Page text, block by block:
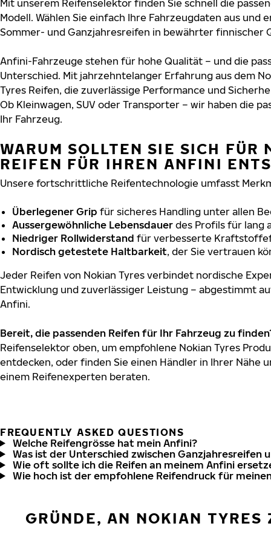
Mit unserem Reifenselektor finden Sie schnell die
Modell. Wählen Sie einfach Ihre Fahrzeugdaten aus und
Sommer- und Ganzjahresreifen in bewährter finnischer
Anfini-Fahrzeuge stehen für hohe Qualität – und die
Unterschied. Mit jahrzehntelanger Erfahrung aus dem
Tyres Reifen, die zuverlässige Performance und
Ob Kleinwagen, SUV oder Transporter – wir haben die
Ihr Fahrzeug.
WARUM SOLLTEN SIE SICH FÜR
REIFEN FÜR IHREN ANFINI
Unsere fortschrittliche Reifentechnologie umfasst
Überlegener Grip für sicheres Handling unter allen
Aussergewöhnliche Lebensdauer des Profils für lang
Niedriger Rollwiderstand für verbesserte
Nordisch getestete Haltbarkeit, der Sie vertrauen
Jeder Reifen von Nokian Tyres verbindet nordische
Entwicklung und zuverlässiger Leistung – abgestimmt
Anfini.
Bereit, die passenden Reifen für Ihr Fahrzeug zu
Reifenselektor oben, um empfohlene Nokian Tyres
entdecken, oder finden Sie einen Händler in Ihrer Nähe
einem Reifenexperten beraten.
FREQUENTLY ASKED QUESTIONS
Welche Reifengrösse hat mein Anfini?
Was ist der Unterschied zwischen Ganzjahresreifen
Wie oft sollte ich die Reifen an meinem Anfini
Wie hoch ist der empfohlene Reifendruck für
GRÜNDE, AN NOKIAN TYRES